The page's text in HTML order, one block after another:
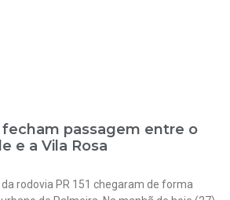
fecham passagem entre o
e a Vila Rosa
rodovia PR 151 chegaram de forma